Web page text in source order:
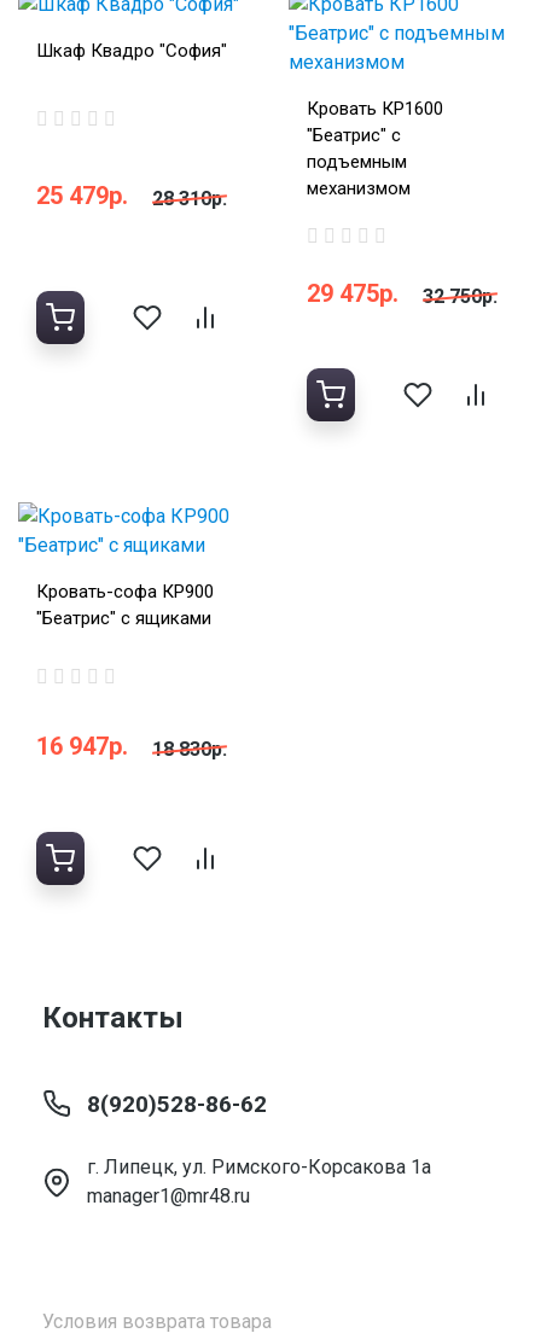
Шкаф Квадро "София"
25 479р. 28 310р.
Кровать КР1600
"Беатрис" с
подъемным
механизмом
29 475р. 32 750р.
Кровать-софа КР900
"Беатрис" с ящиками
16 947р. 18 830р.
Условия возврата товара
Контакты
8(920)528-86-62
г. Липецк, ул. Римского-Корсакова 1а
manager1@mr48.ru